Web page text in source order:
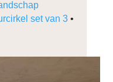
set van 3 •